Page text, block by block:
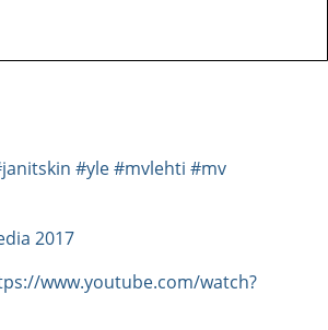
#yle#mvlehti #mv
2017
www.youtube.com/watch?